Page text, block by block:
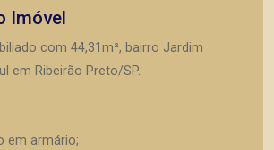
Imóvel
com 44,31m², bairro Jardim
em Ribeirão Preto/SP.
em armário;